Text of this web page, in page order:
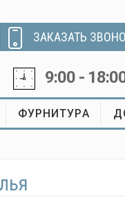
ЗАКАЗАТЬ
9:00 -
ФУРНИТУРА